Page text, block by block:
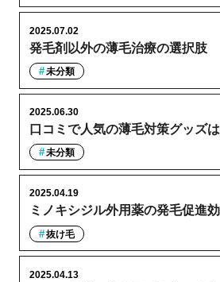
発毛剤以外の薄毛治療の選択肢
2025.07.02
未分類
口コミで人気の薄毛対策グッズ
2025.06.30
未分類
ミノキシジル外用薬の発毛促進
2025.04.19
抜け毛
2025.04.13